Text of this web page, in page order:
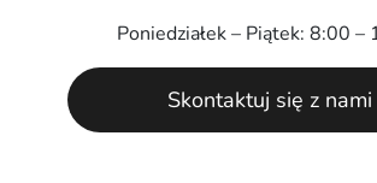
Poniedziałek – Piątek: 8:00 –
Skontaktuj się z nami